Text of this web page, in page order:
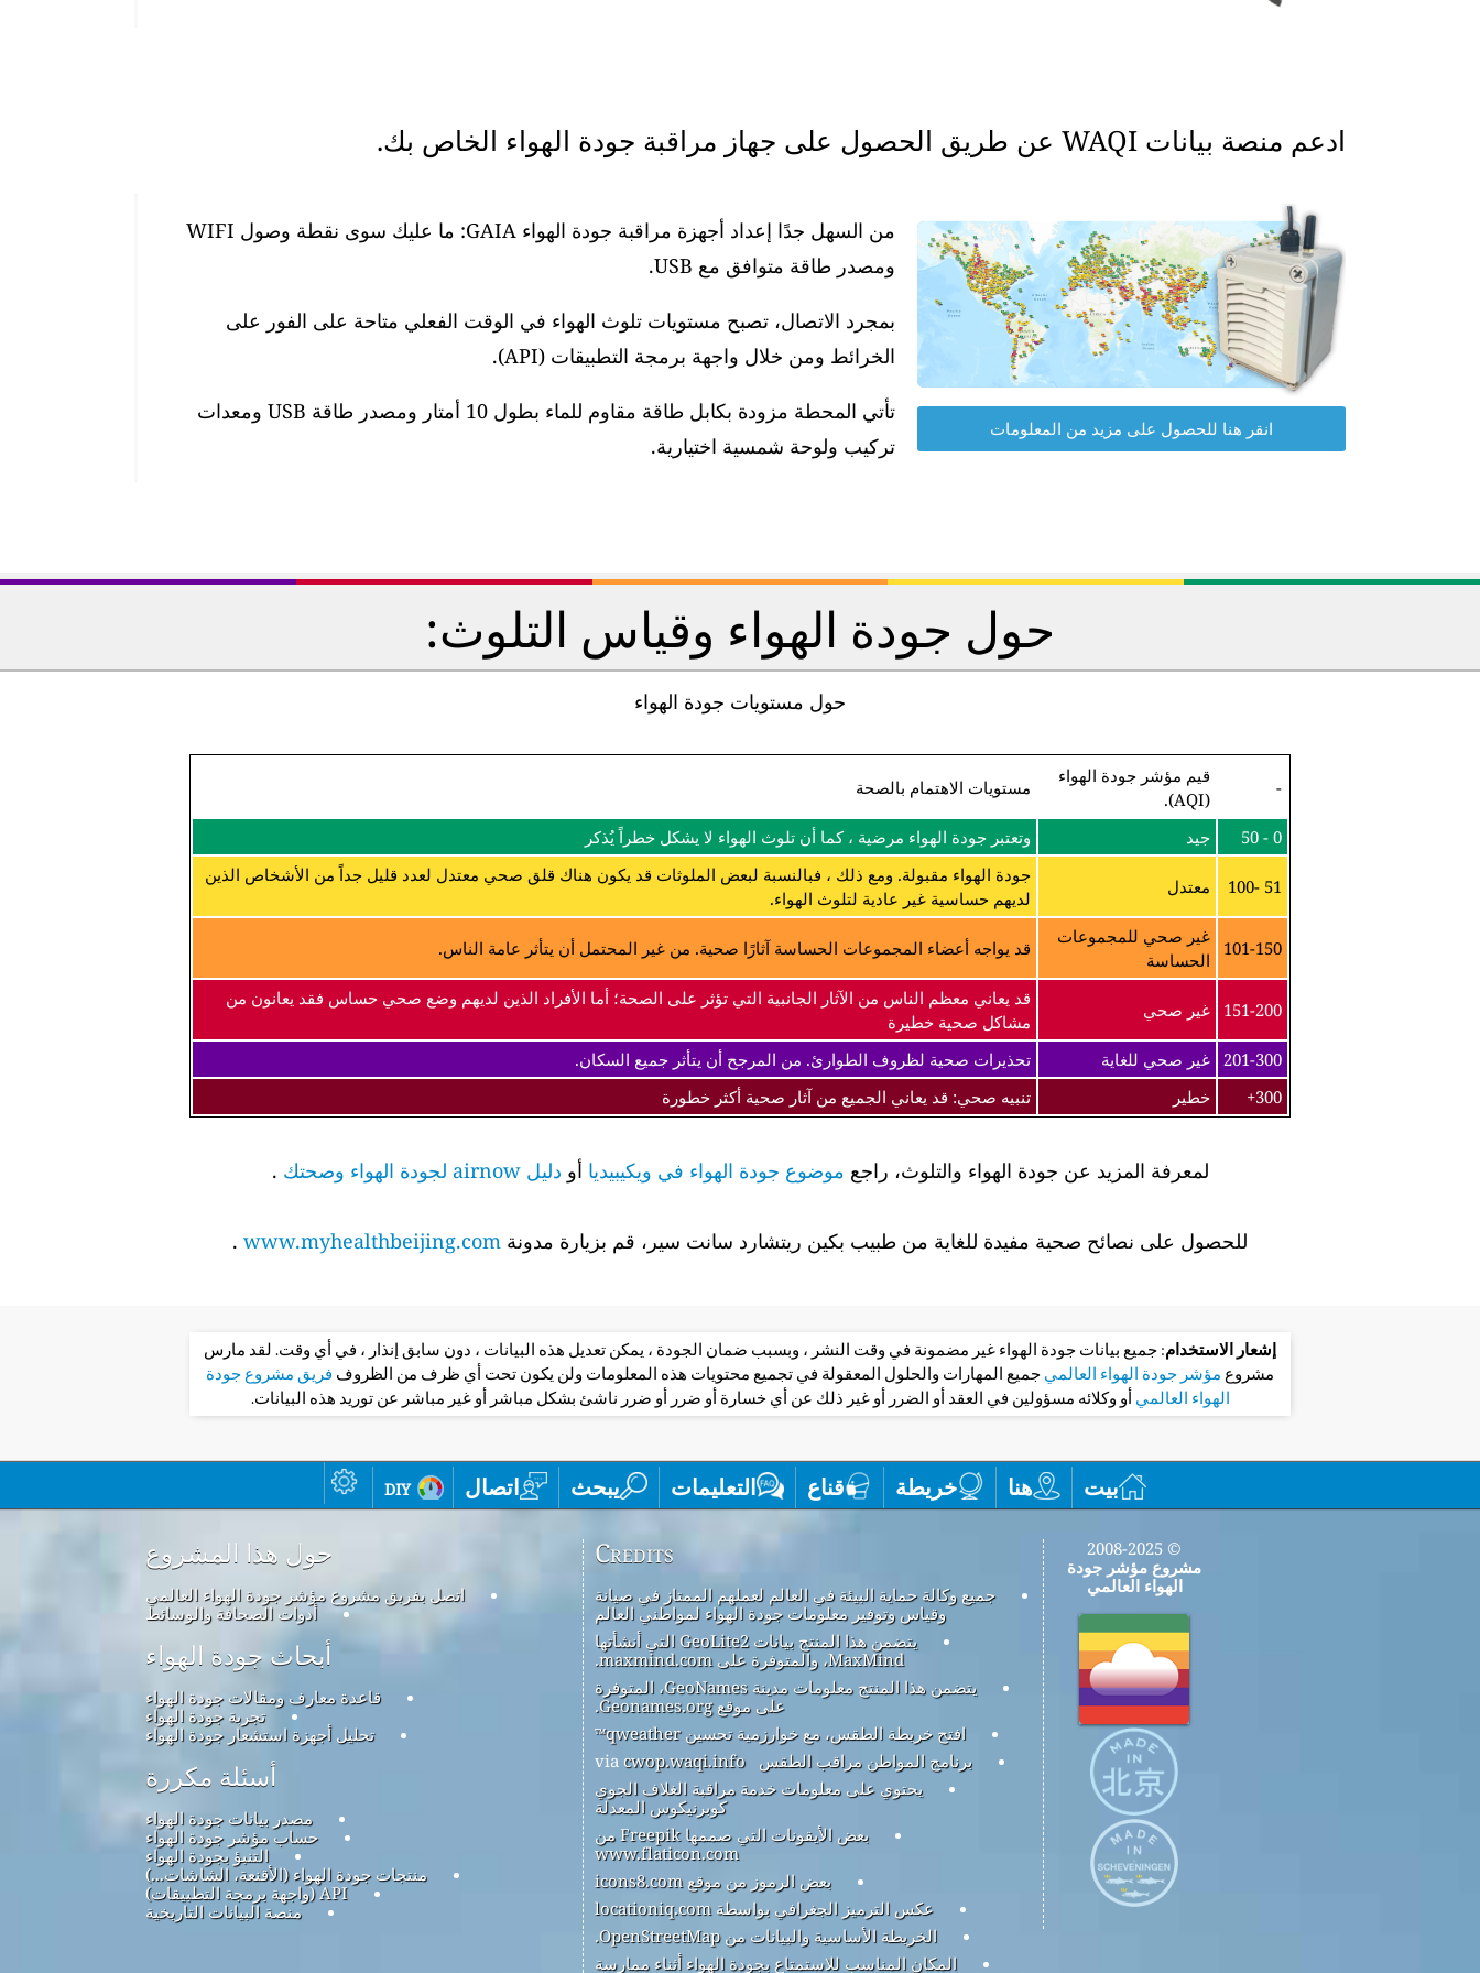
ادعم منصة بيانات WAQI عن طريق الحصول على جهاز مراقبة جودة الهواء الخاص بك.
من السهل جدًا إعداد أجهزة مراقبة جودة الهواء GAIA: ما عليك سوى نقطة وصول WIFI
ومصدر طاقة متوافق مع USB.
بمجرد الاتصال، تصبح مستويات تلوث الهواء في الوقت الفعلي متاحة على الفور على
الخرائط ومن خلال واجهة برمجة التطبيقات (API).
تأتي المحطة مزودة بكابل طاقة مقاوم للماء بطول 10 أمتار ومصدر طاقة USB ومعدات
تركيب ولوحة شمسية اختيارية.
انقر هنا للحصول على مزيد من المعلومات
حول جودة الهواء وقياس التلوث:
حول مستويات جودة الهواء
-
قيم مؤشر جودة الهواء
(AQI).
مستويات الاهتمام بالصحة
0 - 50 جيد وتعتبر جودة الهواء مرضية ، كما أن تلوث الهواء لا يشكل خطراً يُذكر
51 -100 معتدل
جودة الهواء مقبولة. ومع ذلك ، فبالنسبة لبعض الملوثات قد يكون هناك قلق صحي معتدل لعدد قليل جداً من الأشخاص الذين
لديهم حساسية غير عادية لتلوث الهواء.
101-150
غير صحي للمجموعات
الحساسة
قد يواجه أعضاء المجموعات الحساسة آثارًا صحية. من غير المحتمل أن يتأثر عامة الناس.
151-200 غير صحي
قد يعاني معظم الناس من الآثار الجانبية التي تؤثر على الصحة؛ أما الأفراد الذين لديهم وضع صحي حساس فقد يعانون من
مشاكل صحية خطيرة
201-300 غير صحي للغاية
تحذيرات صحية لظروف الطوارئ. من المرجح أن يتأثر جميع السكان.
300+
خطير تنبيه صحي: قد يعاني الجميع من آثار صحية أكثر خطورة
لمعرفة المزيد عن جودة الهواء والتلوث، راجع موضوع جودة الهواء في ويكيبيديا أو دليل airnow لجودة الهواء وصحتك .
للحصول على نصائح صحية مفيدة للغاية من طبيب بكين ريتشارد سانت سير، قم بزيارة مدونة www.myhealthbeijing.com
.
إشعار الاستخدام: جميع بيانات جودة الهواء غير مضمونة في وقت النشر ، وبسبب ضمان الجودة ، يمكن تعديل هذه البيانات ، دون سابق إنذار ، في أي وقت. لقد مارس
مشروع مؤشر جودة الهواء العالمي جميع المهارات والحلول المعقولة في تجميع محتويات هذه المعلومات ولن يكون تحت أي ظرف من الظروف فريق مشروع جودة
الهواء العالمي أو وكلائه مسؤولين في العقد أو الضرر أو غير ذلك عن أي خسارة أو ضرر أو ضرر ناشئ بشكل مباشر أو غير مباشر عن توريد هذه البيانات.
بيت هنا خريطة قناع التعليمات يبحث اتصال diy
حول هذا المشروع
اتصل بفريق مشروع مؤشر جودة الهواء العالمي
أدوات الصحافة والوسائط
أبحاث جودة الهواء
قاعدة معارف ومقالات جودة الهواء
تجربة جودة الهواء
تحليل أجهزة استشعار جودة الهواء
أسئلة مكررة
مصدر بيانات جودة الهواء
حساب مؤشر جودة الهواء
التنبؤ بجودة الهواء
منتجات جودة الهواء (الأقنعة، الشاشات...)
API (واجهة برمجة التطبيقات)
منصة البيانات التاريخية
Credits
جميع وكالة حماية البيئة في العالم لعملهم الممتاز في صيانة
وقياس وتوفير معلومات جودة الهواء لمواطني العالم
يتضمن هذا المنتج بيانات GeoLite2 التي أنشأتها
MaxMind، والمتوفرة على maxmind.com.
يتضمن هذا المنتج معلومات مدينة GeoNames، المتوفرة
على موقع Geonames.org.
افتح خريطة الطقس، مع خوارزمية تحسين qweather™
برنامج المواطن مراقب الطقس
cwop.waqi.info
يحتوي على معلومات خدمة مراقبة الغلاف الجوي
كوبرنيكوس المعدلة
بعض الأيقونات التي صممها Freepik من
www.flaticon.com
بعض الرموز من موقع icons8.com
عكس الترميز الجغرافي بواسطة locationiq.com
الخريطة الأساسية والبيانات من OpenStreetMap.
المكان المناسب للاستمتاع بجودة الهواء أثناء ممارسة
© 2008-2025
مشروع مؤشر جودة
الهواء العالمي